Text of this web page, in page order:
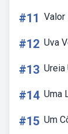
#11 Valor
#12 Uva
#13 Ureia
#14 Uma
#15 Um